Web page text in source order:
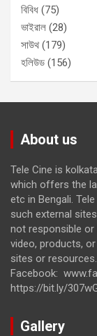
বিবিধ (75)
ভাইরাল (28)
সাউথ (179)
হলিউড (156)
About us
Tele Cine is
which offers the
etc in Bengali.
such external
not responsible or
video, products,
sites or
Facebook:
https://bit.ly/
Gallery